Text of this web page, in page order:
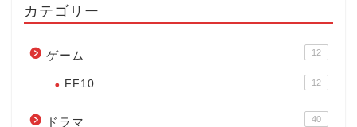
カテゴリー
ゲーム 12
FF10 12
ドラマ 40